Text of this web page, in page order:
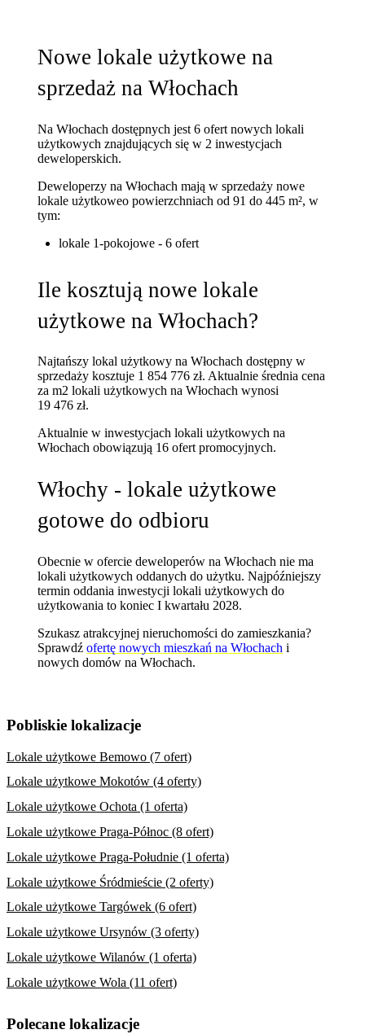
Nowe lokale użytkowe na
sprzedaż na Włochach
Na Włochach dostępnych jest 6 ofert nowych lokali
użytkowych znajdujących się w 2 inwestycjach
deweloperskich.
Deweloperzy na Włochach mają w sprzedaży nowe
lokale użytkoweo powierzchniach od 91 do 445 m², w
tym:
lokale 1-pokojowe - 6 ofert
Ile kosztują nowe lokale
użytkowe na Włochach?
Najtańszy lokal użytkowy na Włochach dostępny w
sprzedaży kosztuje 1 854 776 zł.Aktualnie średnia cena
za m2 lokali użytkowych na Włochach wynosi
19 476 zł.
Aktualnie w inwestycjach lokali użytkowych na
Włochach obowiązują 16 ofert promocyjnych.
Włochy - lokale użytkowe
gotowe do odbioru
Obecnie w ofercie deweloperów na Włochach nie ma
lokali użytkowych oddanych do użytku. Najpóźniejszy
termin oddania inwestycji lokali użytkowych do
użytkowania to koniec I kwartału 2028.
Szukasz atrakcyjnej nieruchomości do zamieszkania?
Sprawdźofertę nowych mieszkań na Włochach i
nowych domów na Włochach.
Pobliskie lokalizacje
Lokale użytkowe Bemowo (7 ofert)
Lokale użytkowe Mokotów (4 oferty)
Lokale użytkowe Ochota (1 oferta)
Lokale użytkowe Praga-Północ (8 ofert)
Lokale użytkowe Praga-Południe (1 oferta)
Lokale użytkowe Śródmieście (2 oferty)
Lokale użytkowe Targówek (6 ofert)
Lokale użytkowe Ursynów (3 oferty)
Lokale użytkowe Wilanów (1 oferta)
Lokale użytkowe Wola (11 ofert)
Polecane lokalizacje